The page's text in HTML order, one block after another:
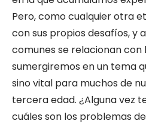
Pero, como cualquier otra
con sus propios desafíos, y
comunes se relacionan con
sumergiremos en un tema
sino vital para muchos de
tercera edad. ¿Alguna vez
cuáles son los problemas